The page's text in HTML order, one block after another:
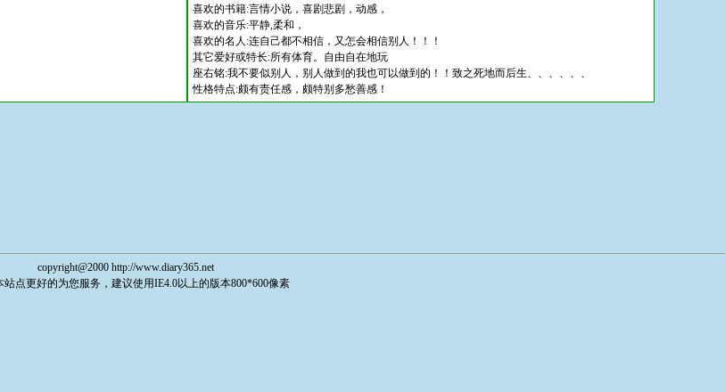
喜欢的书籍:言情小说，喜剧悲剧，动感，
喜欢的音乐:平静,柔和，
喜欢的名人:连自己都不相信，又怎会相信别人！！！
其它爱好或特长:所有体育。自由自在地玩
座右铭:我不要似别人，别人做到的我也可以做到的！！致之死地而后生、、、、、、
性格特点:颇有责任感，颇特别多愁善感！
copyright@2000 http://www.diary365.net
站点更好的为您服务，建议使用IE4.0以上的版本800*600像素